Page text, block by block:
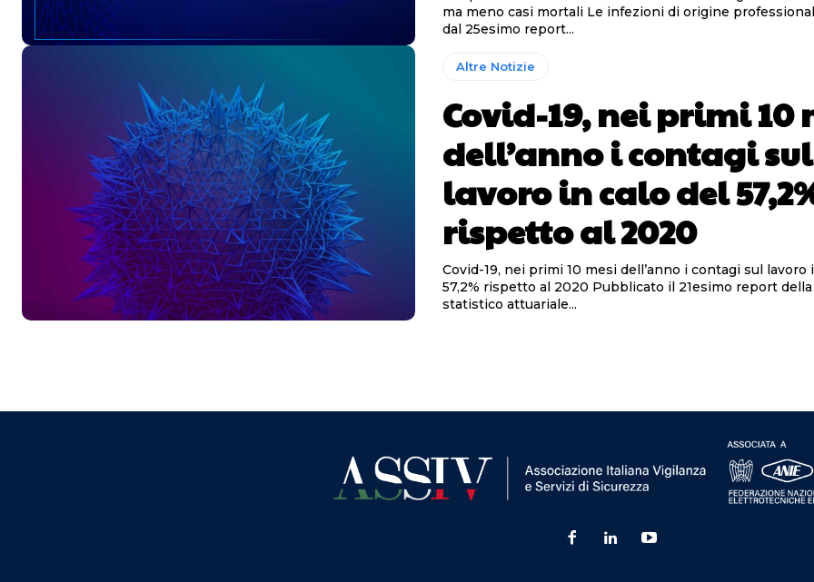
ma meno casi mortali Le infezioni di origine professionale rilevate
dal 25esimo report...
Altre Notizie
Covid-19, nei primi 10
dell’anno i contagi sul
lavoro in calo del
rispetto al 2020
Covid-19, nei primi 10 mesi dell’anno i contagi sul lavoro
57,2% rispetto al 2020 Pubblicato il 21esimo report della Consulenza
statistico attuariale...